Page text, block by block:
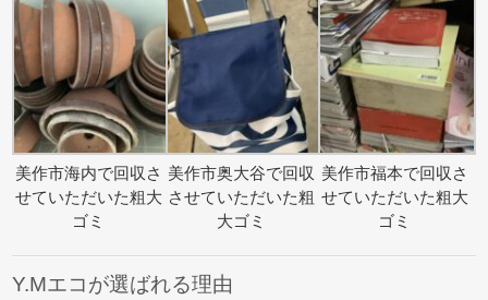
美作市海内で回収さ
せていただいた粗大
ゴミ
美作市奥大谷で回収
させていただいた粗
大ゴミ
美作市福本で回収さ
せていただいた粗大
ゴミ
Y.Mエコが選ばれる理由